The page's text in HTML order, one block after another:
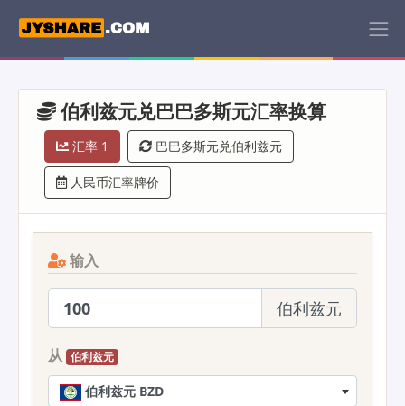
伯利兹元兑巴巴多斯元汇率换算
汇率 1 巴巴多斯元兑伯利兹元
人民币汇率牌价
输入
伯利兹元
从 伯利兹元
伯利兹元 BZD